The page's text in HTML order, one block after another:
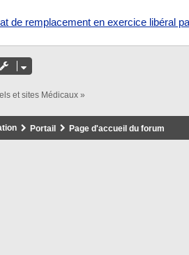
de remplacement en exercice libéral
et sites Médicaux »
Portail Page d'accueil du forum